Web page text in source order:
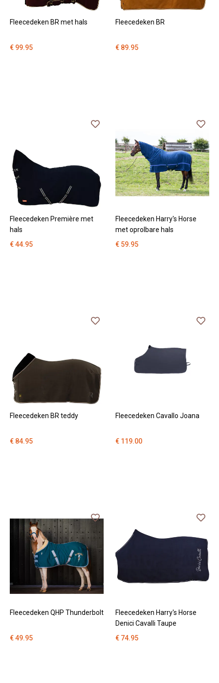
Fleecedeken BR met hals
€ 99.95
Fleecedeken BR
€ 89.95
Fleecedeken Première met
hals
€ 44.95
Fleecedeken Harry's Horse
met oprolbare hals
€ 59.95
Fleecedeken BR teddy
€ 84.95
Fleecedeken Cavallo Joana
€ 119.00
Fleecedeken QHP Thunderbolt
€ 49.95
Fleecedeken Harry's Horse
Denici Cavalli Taupe
€ 74.95